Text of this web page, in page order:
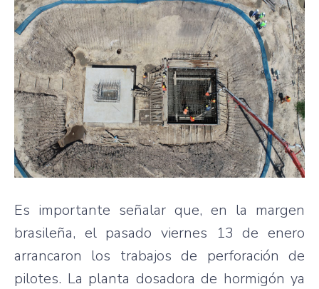
Es importante señalar que, en la margen
brasileña, el pasado viernes 13 de enero
arrancaron los trabajos de perforación de
pilotes. La planta dosadora de hormigón ya